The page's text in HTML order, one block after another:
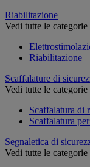
Riabilitazione
Vedi tutte le categorie
Riabilitazione
Scaffalature di
Vedi tutte le categorie
Scaffalatura di
Scaffalatura
Segnaletica di
Vedi tutte le categorie